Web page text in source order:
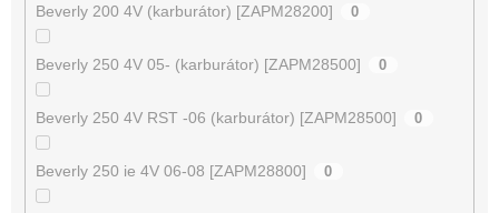
Beverly 200 4V (karburátor) [ZAPM28200] 0
Beverly 250 4V 05- (karburátor) [ZAPM28500] 0
Beverly 250 4V RST -06 (karburátor) [ZAPM28500] 0
Beverly 250 ie 4V 06-08 [ZAPM28800] 0